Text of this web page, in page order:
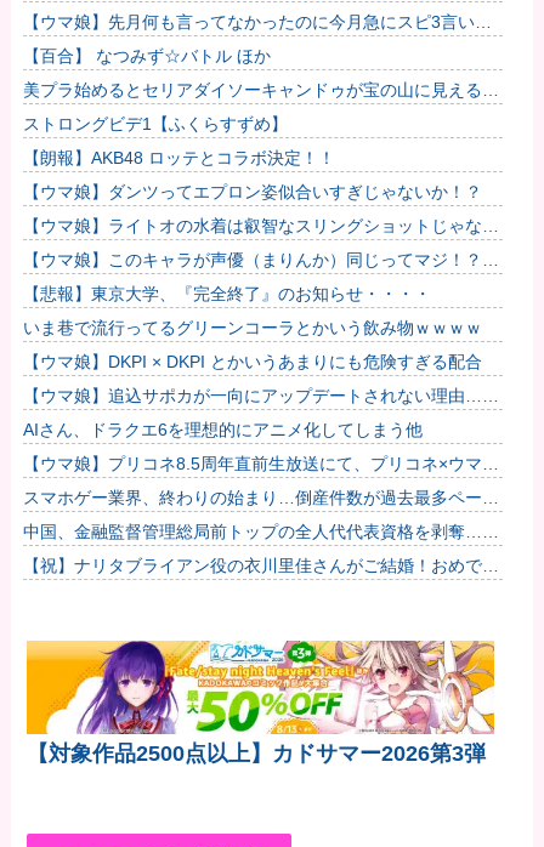
実る…♡」
【ウマ娘】先月何も言ってなかったのに今月急にスピ3言い出
したのが怪しいよな。
【百合】 なつみず☆バトル ほか
美プラ始めるとセリアダイソーキャンドゥが宝の山に見える
な…
ストロングビデ1【ふくらすずめ】
【朗報】AKB48 ロッテとコラボ決定！！
【ウマ娘】ダンツってエプロン姿似合いすぎじゃないか！？
【ウマ娘】ライトオの水着は叡智なスリングショットじゃなく
て多分これ。
【ウマ娘】このキャラが声優（まりんか）同じってマジ！？
←「スズカさんみたいな演技の方がレアだと聞いて驚いたよ」
【悲報】東京大学、『完全終了』のお知らせ・・・・
いま巷で流行ってるグリーンコーラとかいう飲み物ｗｗｗｗ
【ウマ娘】DKPI × DKPI とかいうあまりにも危険すぎる配合
【ウマ娘】追込サポカが一向にアップデートされない理由…
「これだけ出さないってことは」
AIさん、ドラクエ6を理想的にアニメ化してしまう他
【ウマ娘】プリコネ8.5周年直前生放送にて、プリコネ×ウマ娘
コラボの開催について告知が！？今秋予定で詳細については後
日発...
スマホゲー業界、終わりの始まり…倒産件数が過去最多ペース
「数億円かけても爆ﾀﾋ」
中国、金融監督管理総局前トップの全人代代表資格を剥奪…重
大な規律違反で！
【祝】ナリタブライアン役の衣川里佳さんがご結婚！おめでと
【対象作品2500点以上】カドサマー2026第3弾